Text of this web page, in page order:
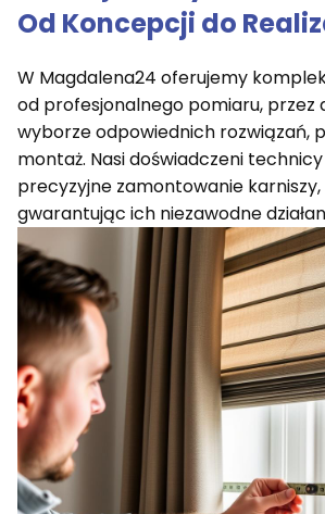
Od Koncepcji do
W Magdalena24 oferujemy
od profesjonalnego pomiaru, przez
wyborze odpowiednich rozwiązań,
montaż. Nasi doświadczeni
precyzyjne zamontowanie karniszy,
gwarantując ich niezawodne